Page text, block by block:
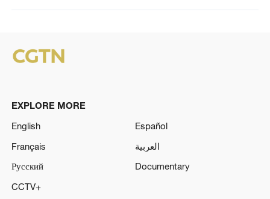
EXPLORE MORE
English
Español
Français
العربية
Русский
Documentary
CCTV+